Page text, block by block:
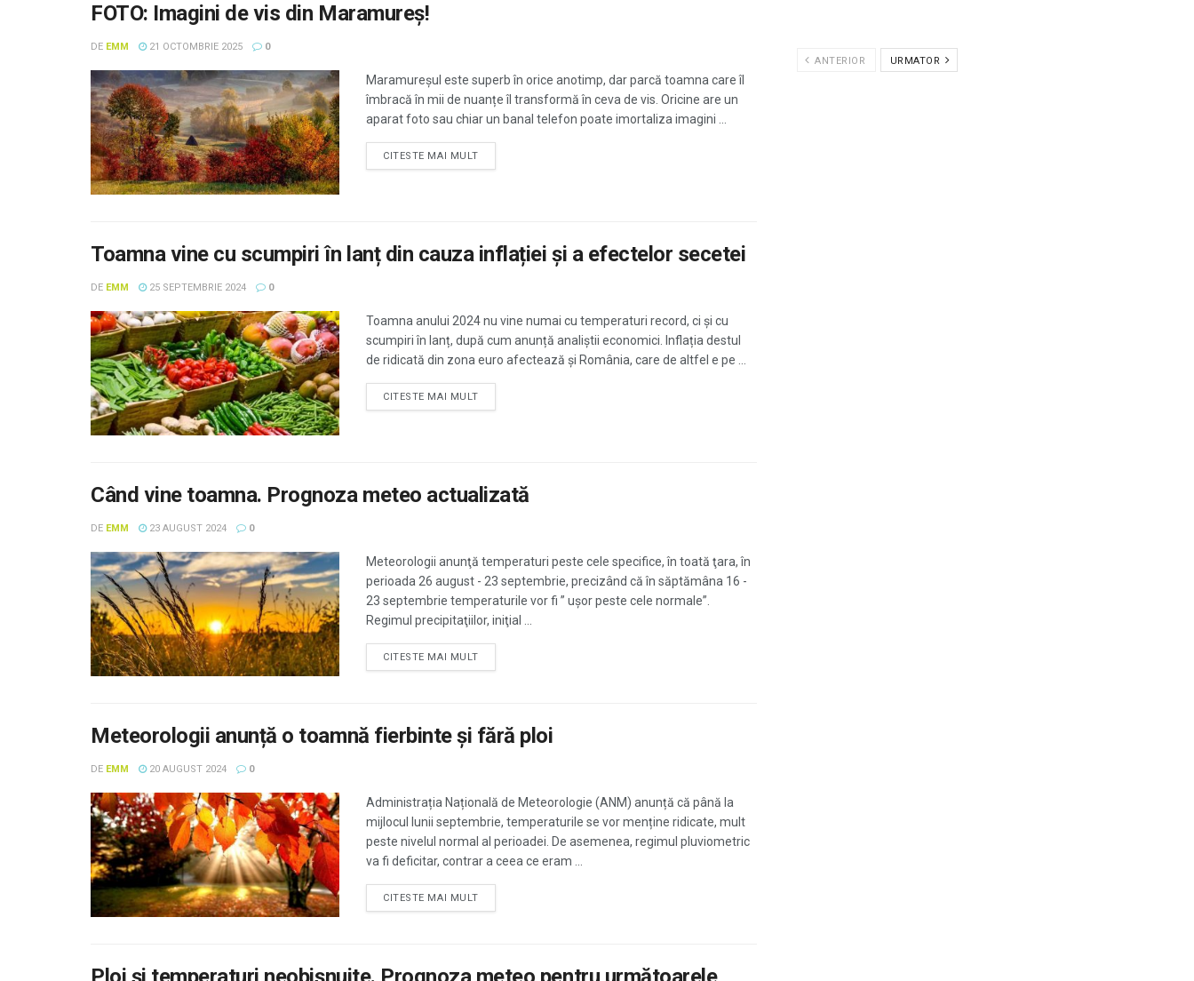
FOTO: Imagini de vis din Maramureș!
DE EMM 21 OCTOMBRIE 2025 0
Maramureșul este superb în orice anotimp, dar parcă toamna care îl
îmbracă în mii de nuanțe îl transformă în ceva de vis. Oricine are un
aparat foto sau chiar un banal telefon poate imortaliza imagini ...
CITESTE MAI MULT
Toamna vine cu scumpiri în lanț din cauza inflației și a efectelor secetei
DE EMM 25 SEPTEMBRIE 2024 0
Toamna anului 2024 nu vine numai cu temperaturi record, ci și cu
scumpiri în lanț, după cum anunță analiștii economici. Inflația destul
de ridicată din zona euro afectează și România, care de altfel e pe ...
CITESTE MAI MULT
Când vine toamna. Prognoza meteo actualizată
DE EMM 23 AUGUST 2024 0
Meteorologii anunţă temperaturi peste cele specifice, în toată ţara, în
perioada 26 august - 23 septembrie, precizând că în săptămâna 16 -
23 septembrie temperaturile vor fi ” uşor peste cele normale”.
Regimul precipitaţiilor, iniţial ...
CITESTE MAI MULT
Meteorologii anunță o toamnă fierbinte şi fără ploi
DE EMM 20 AUGUST 2024 0
Administrația Națională de Meteorologie (ANM) anunță că până la
mijlocul lunii septembrie, temperaturile se vor menține ridicate, mult
peste nivelul normal al perioadei. De asemenea, regimul pluviometric
va fi deficitar, contrar a ceea ce eram ...
CITESTE MAI MULT
ANTERIOR URMATOR